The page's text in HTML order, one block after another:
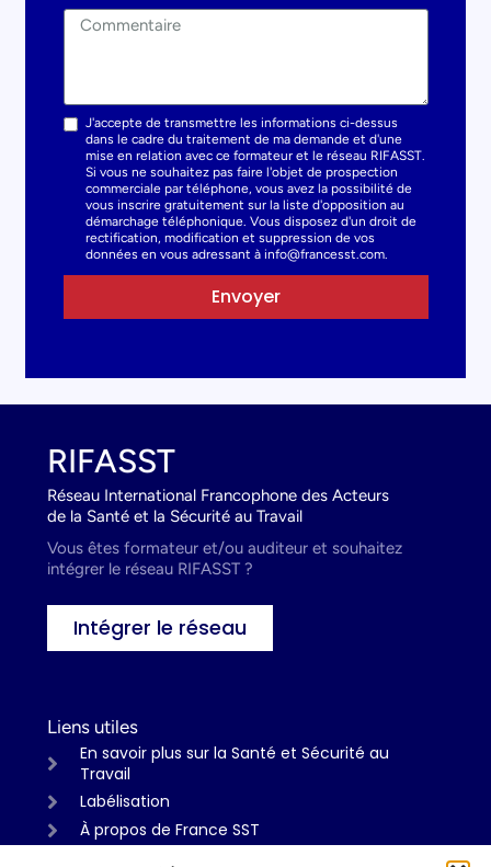
J'accepte de transmettre les informations ci-dessus
dans le cadre du traitement de ma demande et d'une
mise en relation avec ce formateur et le réseau RIFASST.
Si vous ne souhaitez pas faire l'objet de prospection
commerciale par téléphone, vous avez la possibilité de
vous inscrire gratuitement sur la liste d'opposition au
démarchage téléphonique. Vous disposez d'un droit de
rectification, modification et suppression de vos
données en vous adressant à info@francesst.com.
Envoyer
RIFASST
Réseau International Francophone des Acteurs
de la Santé et la Sécurité au Travail
Vous êtes formateur et/ou auditeur et souhaitez
intégrer le réseau RIFASST ?
Intégrer le réseau
Liens utiles
En savoir plus sur la Santé et Sécurité au
Travail
Labélisation
À propos de France SST